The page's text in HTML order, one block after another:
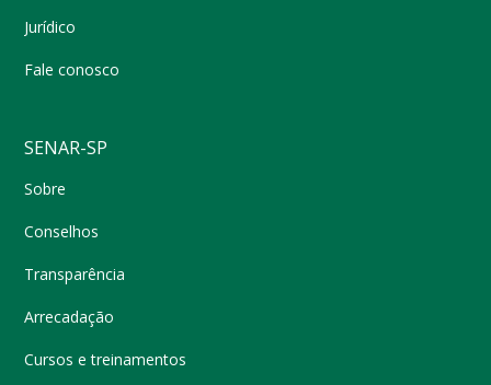
Jurídico
Fale conosco
SENAR-SP
Sobre
Conselhos
Transparência
Arrecadação
Cursos e treinamentos